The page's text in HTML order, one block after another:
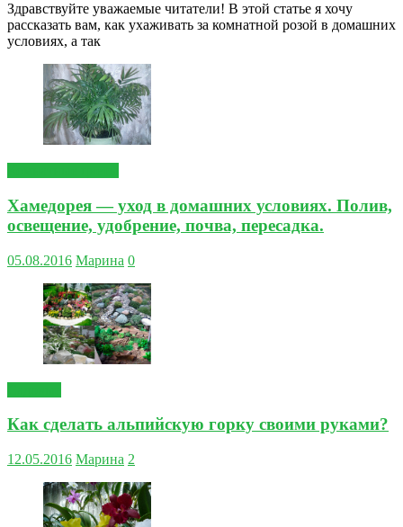
Здравствуйте уважаемые читатели! В этой статье я хочу
рассказать вам, как ухаживать за комнатной розой в домашних
условиях, а так
Хамедорея — уход в домашних условиях. Полив,
освещение, удобрение, почва, пересадка.
05.08.2016 Марина 0
Как сделать альпийскую горку своими руками?
12.05.2016 Марина 2